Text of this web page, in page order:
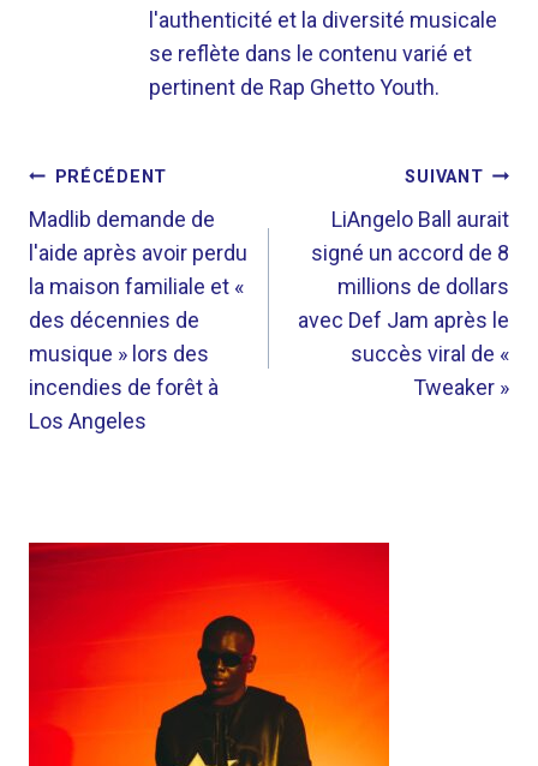
l'authenticité et la diversité musicale
se reflète dans le contenu varié et
pertinent de Rap Ghetto Youth.
NAVIGATION
DE
L’ARTICLE
PRÉCÉDENT
Madlib demande de
l'aide après avoir perdu
la maison familiale et «
des décennies de
musique » lors des
incendies de forêt à
Los Angeles
SUIVANT
LiAngelo Ball aurait
signé un accord de 8
millions de dollars
avec Def Jam après le
succès viral de «
Tweaker »